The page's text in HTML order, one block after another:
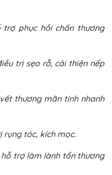
phục hồi chấn thương
trị sẹo rỗ, cải thiện nếp
thương mãn tính nhanh
rụng tóc, kích mọc.
trợ làm lành tổn thương